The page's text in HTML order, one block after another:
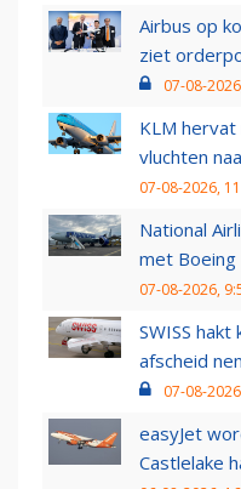
Airbus op
ziet
07-08-
KLM
vluchten
07-08-2026,
National
met
07-08-2026,
SWISS
afscheid
07-08-
easyJet
Castlelake